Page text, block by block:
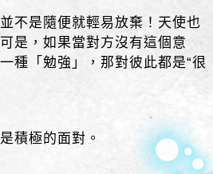
不是隨便就輕易放棄！天使也
是，如果當對方沒有這個意
種「勉強」，那對彼此都是“很
積極的面對。